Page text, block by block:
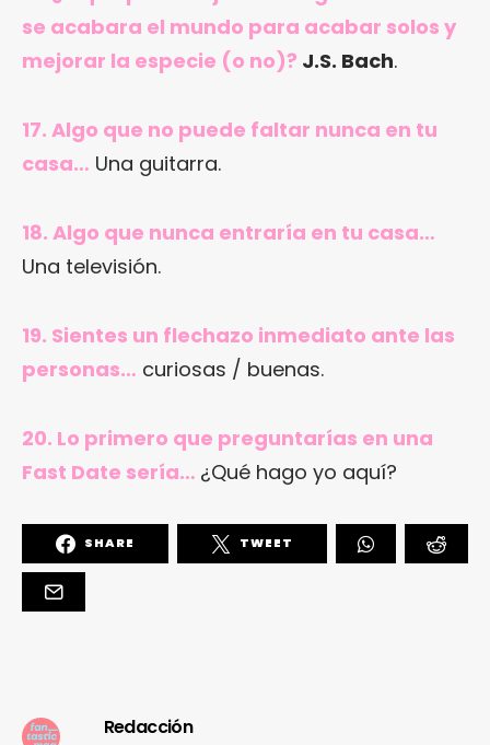
se acabara el mundo para acabar solos y
mejorar la especie (o no)? J.S. Bach.
17. Algo que no puede faltar nunca en tu
casa… Una guitarra.
18. Algo que nunca entraría en tu casa…
Una televisión.
19. Sientes un flechazo inmediato ante las
personas… curiosas / buenas.
20. Lo primero que preguntarías en una
Fast Date sería… ¿Qué hago yo aquí?
SHARE TWEET
Redacción